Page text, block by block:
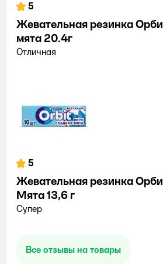
5
Жевательная резинка
мята 20.4г
Отличная
5
Жевательная резинка
Мята 13,6 г
Супер
Все отзывы на товары